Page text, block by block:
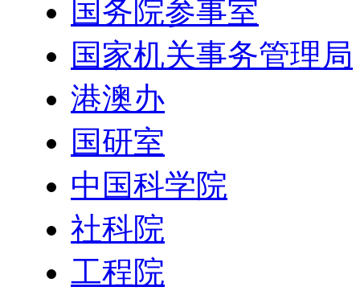
国务院参事室
国家机关事务管理局
港澳办
国研室
中国科学院
社科院
工程院